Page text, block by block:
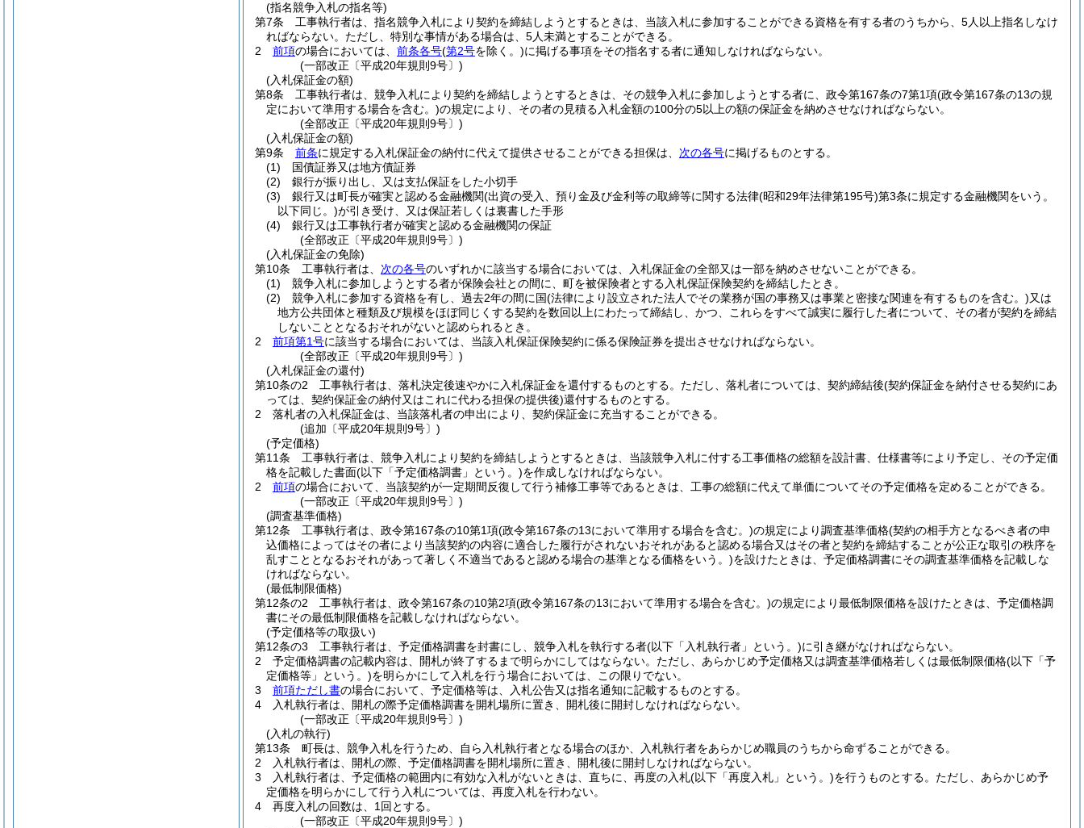
(指名競争入札の指名等)
第7条
工事執行者は、指名競争入札により契約を締結しようとするときは、当該入札に参加することができる資格を有する者のうちから、5人以上指名しなけ
ればならない。 ただし、特別な事情がある場合は、5人未満とすることができる。
2
前項の場合においては、 前条各号(第2号を除く。)に掲げる事項をその指名する者に通知しなければならない。
(一部改正〔平成20年規則9号〕)
(入札保証金の額)
第8条
工事執行者は、競争入札により契約を締結しようとするときは、その競争入札に参加しようとする者に、政令第167条の7第1項(政令第167条の13の規
定において準用する場合を含む。)の規定により、その者の見積る入札金額の100分の5以上の額の保証金を納めさせなければならない。
(全部改正〔平成20年規則9号〕)
(入札保証金の額)
第9条
前条に規定する入札保証金の納付に代えて提供させることができる担保は、 次の各号に掲げるものとする。
(1)
国債証券又は地方債証券
(2)
銀行が振り出し、又は支払保証をした小切手
(3)
銀行又は町長が確実と認める金融機関(出資の受入、預り金及び金利等の取締等に関する法律(昭和29年法律第195号)第3条に規定する金融機関をいう。
以下同じ。)が引き受け、又は保証若しくは裏書した手形
(4)
銀行又は工事執行者が確実と認める金融機関の保証
(全部改正〔平成20年規則9号〕)
(入札保証金の免除)
第10条
工事執行者は、 次の各号のいずれかに該当する場合においては、入札保証金の全部又は一部を納めさせないことができる。
(1)
競争入札に参加しようとする者が保険会社との間に、町を被保険者とする入札保証保険契約を締結したとき。
(2)
競争入札に参加する資格を有し、過去2年の間に国(法律により設立された法人でその業務が国の事務又は事業と密接な関連を有するものを含む。)又は
地方公共団体と種類及び規模をほぼ同じくする契約を数回以上にわたって締結し、かつ、これらをすべて誠実に履行した者について、その者が契約を締結
しないこととなるおそれがないと認められるとき。
2
前項第1号に該当する場合においては、当該入札保証保険契約に係る保険証券を提出させなければならない。
(全部改正〔平成20年規則9号〕)
(入札保証金の還付)
第10条の2
工事執行者は、落札決定後速やかに入札保証金を還付するものとする。 ただし、落札者については、契約締結後(契約保証金を納付させる契約にあ
っては、契約保証金の納付又はこれに代わる担保の提供後)還付するものとする。
2
落札者の入札保証金は、当該落札者の申出により、契約保証金に充当することができる。
(追加〔平成20年規則9号〕)
(予定価格)
第11条
工事執行者は、競争入札により契約を締結しようとするときは、当該競争入札に付する工事価格の総額を設計書、仕様書等により予定し、その予定価
格を記載した書面(以下「予定価格調書」という。)を作成しなければならない。
2
前項の場合において、当該契約が一定期間反復して行う補修工事等であるときは、工事の総額に代えて単価についてその予定価格を定めることができる。
(一部改正〔平成20年規則9号〕)
(調査基準価格)
第12条
工事執行者は、政令第167条の10第1項(政令第167条の13において準用する場合を含む。)の規定により調査基準価格(契約の相手方となるべき者の申
込価格によってはその者により当該契約の内容に適合した履行がされないおそれがあると認める場合又はその者と契約を締結することが公正な取引の秩序を
乱すこととなるおそれがあって著しく不適当であると認める場合の基準となる価格をいう。)を設けたときは、予定価格調書にその調査基準価格を記載しな
ければならない。
(最低制限価格)
第12条の2
工事執行者は、政令第167条の10第2項(政令第167条の13において準用する場合を含む。)の規定により最低制限価格を設けたときは、予定価格調
書にその最低制限価格を記載しなければならない。
(予定価格等の取扱い)
第12条の3
工事執行者は、予定価格調書を封書にし、競争入札を執行する者(以下「入札執行者」という。)に引き継がなければならない。
2
予定価格調書の記載内容は、開札が終了するまで明らかにしてはならない。 ただし、あらかじめ予定価格又は調査基準価格若しくは最低制限価格(以下「予
定価格等」という。)を明らかにして入札を行う場合においては、この限りでない。
3
前項ただし書の場合において、予定価格等は、入札公告又は指名通知に記載するものとする。
4
入札執行者は、開札の際予定価格調書を開札場所に置き、開札後に開封しなければならない。
(一部改正〔平成20年規則9号〕)
(入札の執行)
第13条
町長は、競争入札を行うため、自ら入札執行者となる場合のほか、入札執行者をあらかじめ職員のうちから命ずることができる。
2
入札執行者は、開札の際、予定価格調書を開札場所に置き、開札後に開封しなければならない。
3
入札執行者は、予定価格の範囲内に有効な入札がないときは、直ちに、再度の入札(以下「再度入札」という。)を行うものとする。 ただし、あらかじめ予
定価格を明らかにして行う入札については、再度入札を行わない。
4
再度入札の回数は、1回とする。
(一部改正〔平成20年規則9号〕)